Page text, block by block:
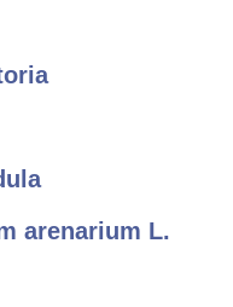
arenarium L.